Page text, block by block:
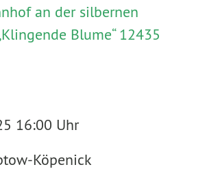
an der silbernen
Blume“ 12435
16:00 Uhr
Köpenick